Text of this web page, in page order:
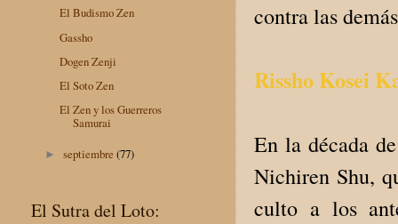
contra las
Rissho Kosei
En la década
Nichiren Shu,
culto a los
El Budismo Zen
Gassho
Dogen Zenji
El Soto Zen
El Zen y los Guerreros
Samurai
►septiembre(77)
El Sutra del Loto: